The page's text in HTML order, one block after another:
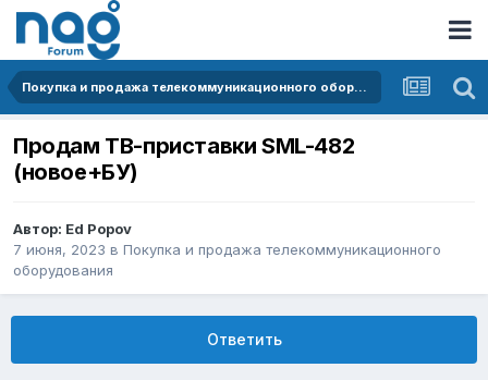
Покупка и продажа телекоммуникационного оборудования
Продам ТВ-приставки SML-482
(новое+БУ)
Автор: Ed Popov
7 июня, 2023 в Покупка и продажа телекоммуникационного
оборудования
Ответить